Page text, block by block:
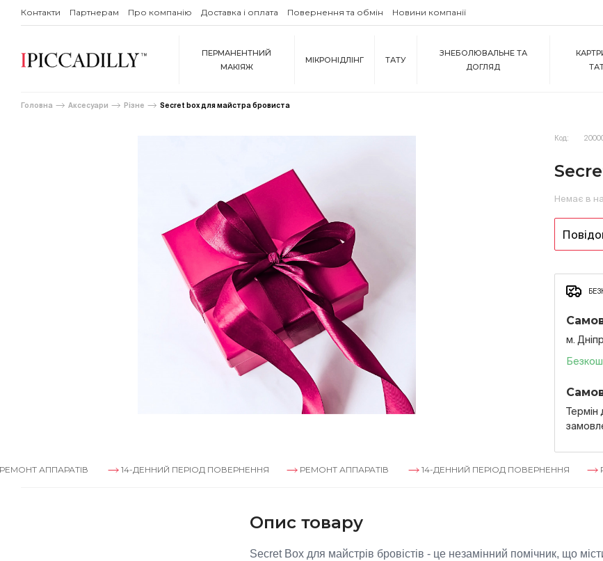
Контакти Партнерам Про компанію Доставка і оплата Повернення та обмін Новини компанії
ПЕРМАНЕНТНИЙ
МАКІЯЖ
МІКРОНІДЛІНГ ТАТУ
ЗНЕБОЛЮВАЛЬНЕ ТА
ДОГЛЯД
Головна Аксесуари Різне Secret box для майстра бровиста
Код:
Немає в
м.
Термін
14-ДЕННИЙ ПЕРІОД ПОВЕРНЕННЯ РЕМОНТ АППАРАТІВ 14-ДЕННИЙ ПЕРІОД ПОВЕРНЕННЯ РЕМОНТ
Опис товару
Secret Box для майстрів бровістів - це незамінний помічник, що